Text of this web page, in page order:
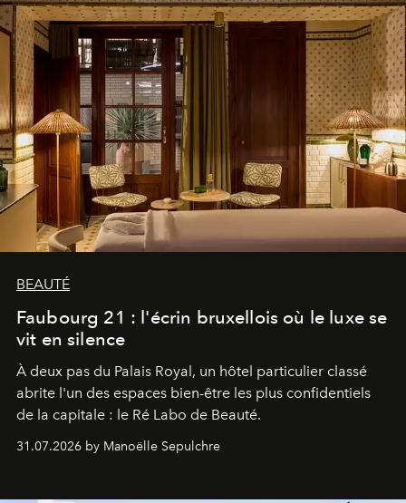
BEAUTÉ
Faubourg 21 : l'écrin bruxellois où le luxe se
vit en silence
À deux pas du Palais Royal, un hôtel particulier classé
abrite l'un des espaces bien-être les plus confidentiels
de la capitale : le Ré Labo de Beauté.
31.07.2026 by Manoëlle Sepulchre